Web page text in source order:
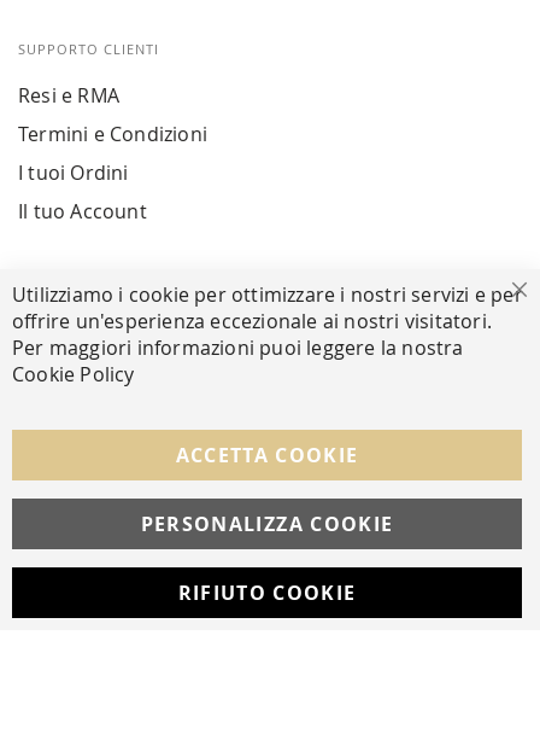
SUPPORTO CLIENTI
Resi e RMA
Termini e Condizioni
I tuoi Ordini
Il tuo Account
Facebook Instagram Whatsapp
© Copyright MAV Arreda s.r.l. | P.IVA IT05919160969
Via Galileo Galilei, 14 | Milano
Utilizziamo i cookie per ottimizzare i nostri servizi e per
offrire un'esperienza eccezionale ai nostri visitatori.
Per maggiori informazioni puoi leggere la nostra
Cookie Policy
ACCETTA COOKIE
PERSONALIZZA COOKIE
RIFIUTO COOKIE